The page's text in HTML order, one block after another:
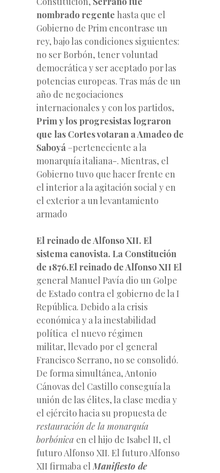
nombrado regente hasta que el
Gobierno de Prim encontrase un
rey, bajo las condiciones siguientes:
no ser Borbón, tener voluntad
democrática y ser aceptado por las
potencias europeas. Tras más de un
año de negociaciones
internacionales y con los partidos,
Prim y los progresistas lograron
que las Cortes votaran a Amadeo de
Saboyá –perteneciente a la
monarquía italiana-. Mientras, el
Gobierno tuvo que hacer frente en
el interior a la agitación social y en
el exterior a un levantamiento
armado
El reinado de Alfonso XII. El
sistema canovista. La Constitución
de 1876.El reinado de Alfonso XII El
general Manuel Pavía dio un Golpe
de Estado contra el gobierno de la I
República. Debido a la crisis
económica y a la inestabilidad
política el nuevo régimen
militar, llevado por el general
Francisco Serrano, no se consolidó.
De forma simultánea, Antonio
Cánovas del Castillo conseguía la
unión de las élites, la clase media y
el ejército hacia su propuesta de
restauración de la monarquía
borbónica en el hijo de Isabel II, el
futuro Alfonso XII. El futuro Alfonso
XII firmaba elManifiesto de